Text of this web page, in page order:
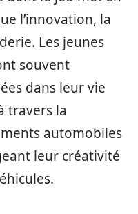
l’innovation, la
Les jeunes
souvent
dans leur vie
travers la
automobiles
leur créativité